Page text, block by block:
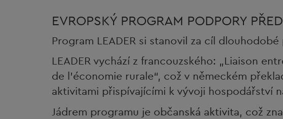
EVROPSKÝ PROGRAM PODPORY
Program LEADER si stanovil za cíl
LEADER vychází z francouzského: „Liaison
de l'économie rurale“, což v německém
aktivitami přispívajícími k vývoji hospodářství
Jádrem programu je občanská aktivita, což